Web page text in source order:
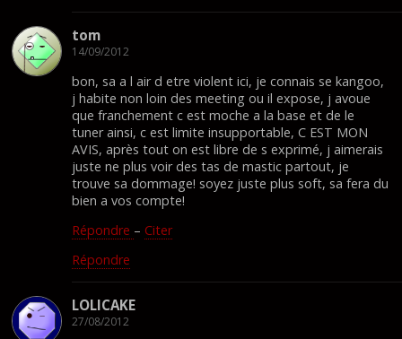
tom
14/09/2012
bon, sa a l air d etre violent ici, je connais se kangoo,
j habite non loin des meeting ou il expose, j avoue
que franchement c est moche a la base et de le
tuner ainsi, c est limite insupportable, C EST MON
AVIS, après tout on est libre de s exprimé, j aimerais
juste ne plus voir des tas de mastic partout, je
trouve sa dommage! soyez juste plus soft, sa fera du
bien a vos compte!
Répondre – Citer
Répondre
LOLICAKE
27/08/2012